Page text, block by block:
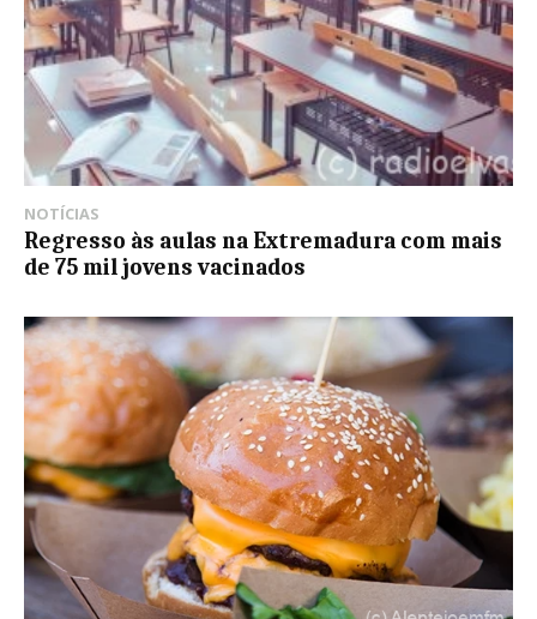
NOTÍCIAS
Regresso às aulas na Extremadura com mais
de 75 mil jovens vacinados